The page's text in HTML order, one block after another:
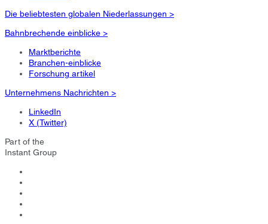
Die beliebtesten globalen Niederlassungen >
Bahnbrechende einblicke >
Marktberichte
Branchen-einblicke
Forschung artikel
Unternehmens Nachrichten >
LinkedIn
X (Twitter)
Part of the
Instant Group